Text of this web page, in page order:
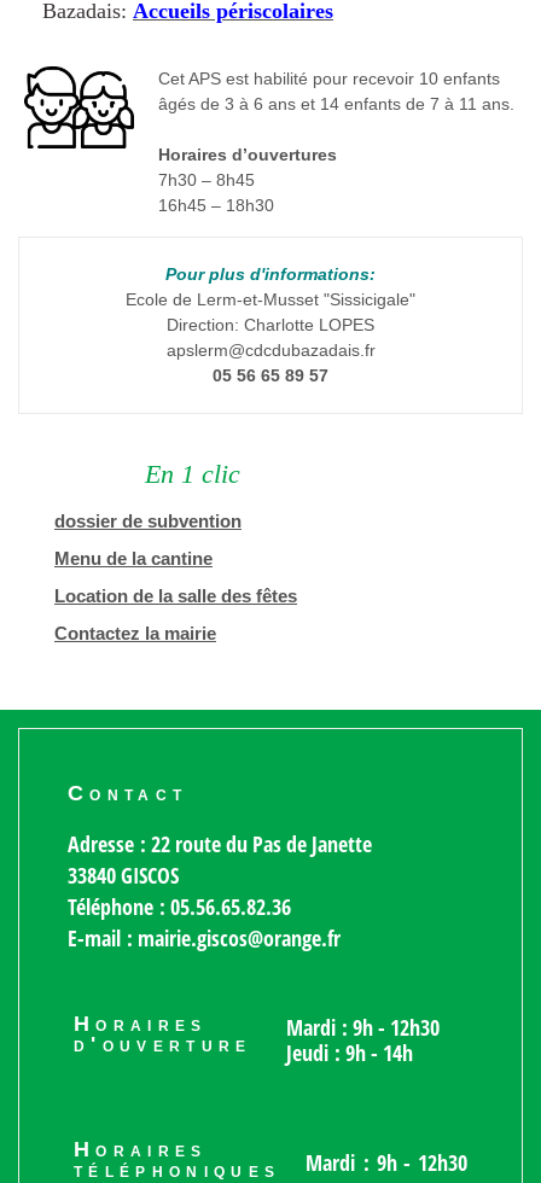
Bazadais: Accueils périscolaires
Cet APS est habilité pour recevoir 10 enfants
âgés de 3 à 6 ans et 14 enfants de 7 à 11 ans.
Horaires d’ouvertures
7h30 – 8h45
16h45 – 18h30
Pour plus d'informations:
Ecole de Lerm-et-Musset "Sissicigale"
Direction: Charlotte LOPES
apslerm@cdcdubazadais.fr
05 56 65 89 57
En 1 clic
dossier de subvention
Menu de la cantine
Location de la salle des fêtes
Contactez la mairie
Contact
Adresse : 22 route du Pas de Janette
33840 GISCOS
Téléphone : 05.56.65.82.36
E-mail : mairie.giscos@orange.fr
Horaires
d'ouverture
Mardi : 9h - 12h30
Jeudi : 9h - 14h
Horaires
téléphoniques
Mardi : 9h - 12h30